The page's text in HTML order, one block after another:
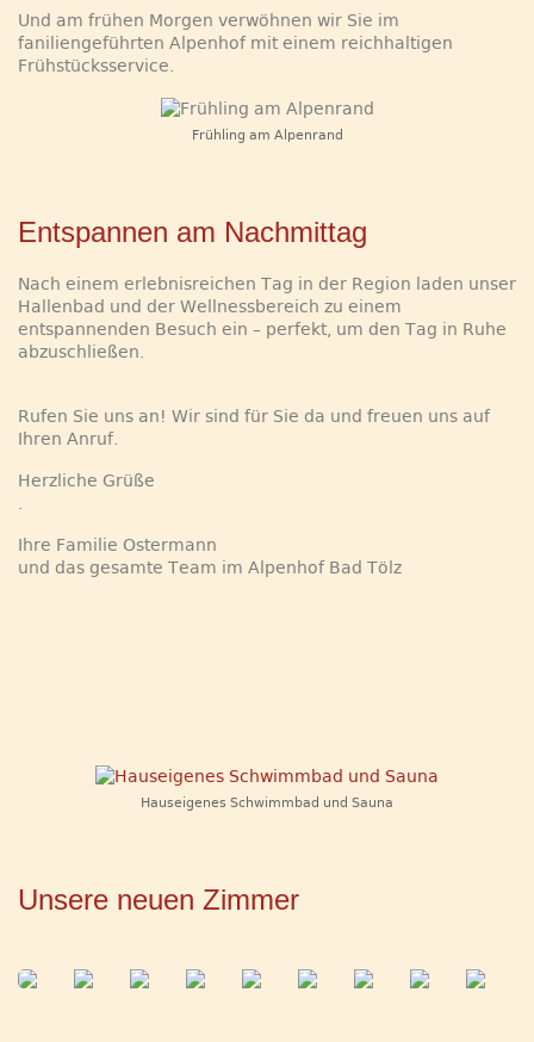
Und am frühen Morgen verwöhnen wir Sie im
faniliengeführten Alpenhof mit einem reichhaltigen
Frühstücksservice.
Frühling am Alpenrand
Entspannen am Nachmittag
Nach einem erlebnisreichen Tag in der Region laden unser
Hallenbad und der Wellnessbereich zu einem
entspannenden Besuch ein – perfekt, um den Tag in Ruhe
abzuschließen.
Rufen Sie uns an! Wir sind für Sie da und freuen uns auf
Ihren Anruf.
Herzliche Grüße
Ihre Familie Ostermann
und das gesamte Team im Alpenhof Bad Tölz
Hauseigenes Schwimmbad und Sauna
Unsere neuen Zimmer